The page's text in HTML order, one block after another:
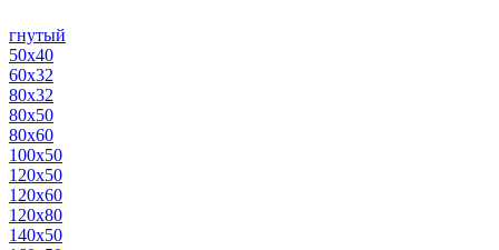
гнутый
50х40
60х32
80х32
80х50
80х60
100х50
120х50
120х60
120х80
140х50